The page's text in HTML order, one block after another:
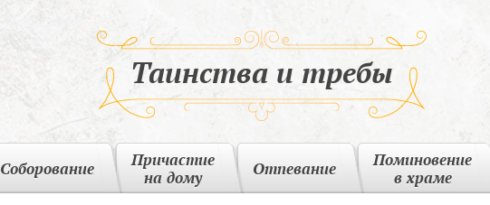
Таинства и требы
Соборование
Причастие
на дому
Отпевание
Поминовение
в храме